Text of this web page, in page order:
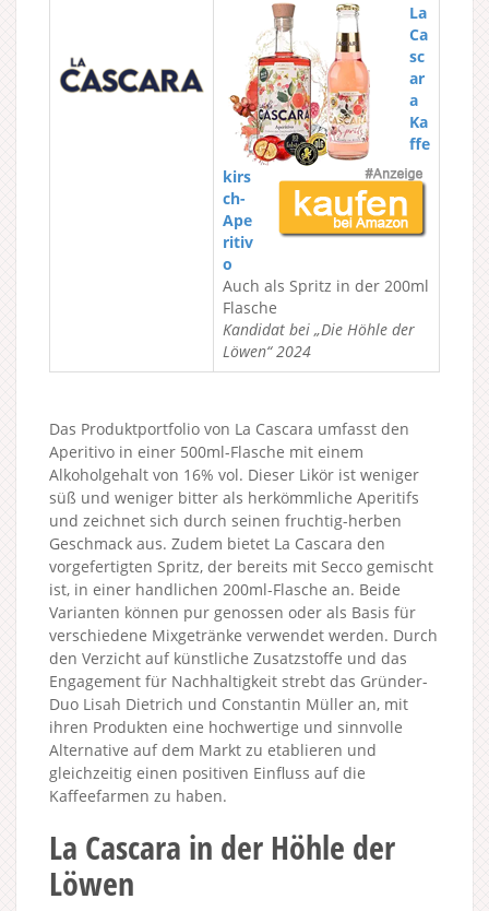
La
Ca
sc
ar
a
Ka
ffe
kirs
ch-
Ape
ritiv
o
Auch als Spritz in der 200ml
Flasche
Kandidat bei „Die Höhle der
Löwen“ 2024
Das Produktportfolio von La Cascara umfasst den
Aperitivo in einer 500ml-Flasche mit einem
Alkoholgehalt von 16% vol. Dieser Likör ist weniger
süß und weniger bitter als herkömmliche Aperitifs
und zeichnet sich durch seinen fruchtig-herben
Geschmack aus. Zudem bietet La Cascara den
vorgefertigten Spritz, der bereits mit Secco gemischt
ist, in einer handlichen 200ml-Flasche an. Beide
Varianten können pur genossen oder als Basis für
verschiedene Mixgetränke verwendet werden. Durch
den Verzicht auf künstliche Zusatzstoffe und das
Engagement für Nachhaltigkeit strebt das Gründer-
Duo Lisah Dietrich und Constantin Müller an, mit
ihren Produkten eine hochwertige und sinnvolle
Alternative auf dem Markt zu etablieren und
gleichzeitig einen positiven Einfluss auf die
Kaffeefarmen zu haben.
La Cascara in der Höhle der
Löwen